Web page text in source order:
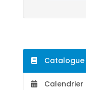
Catalogue
Calendrier